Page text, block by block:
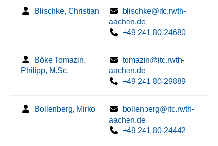
Blischke, Christian
blischke@itc.rwth-
aachen.de
+49 241 80-24680
Böke Tomazin,
Philipp, M.Sc.
tomazin@itc.rwth-
aachen.de
+49 241 80-29889
Bollenberg, Mirko
bollenberg@itc.rwth-
aachen.de
+49 241 80-24442